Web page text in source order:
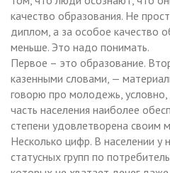
качество образования. Не
диплом, а за особое качество
меньше. Это надо понимать.
Первое – это образование.
казенными словами, —
говорю про молодежь,
часть населения наиболее
степени удовлетворена своим
Несколько цифр. В населении у
статусных групп по